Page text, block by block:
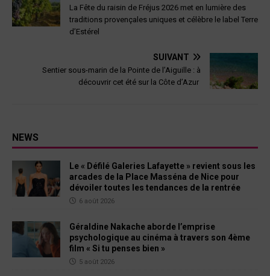
La Fête du raisin de Fréjus 2026 met en lumière des
traditions provençales uniques et célèbre le label Terre
d’Estérel
SUIVANT
Sentier sous-marin de la Pointe de l’Aiguille : à
découvrir cet été sur la Côte d’Azur
NEWS
Le « Défilé Galeries Lafayette » revient sous les
arcades de la Place Masséna de Nice pour
dévoiler toutes les tendances de la rentrée
6 août 2026
Géraldine Nakache aborde l’emprise
psychologique au cinéma à travers son 4ème
film « Si tu penses bien »
5 août 2026